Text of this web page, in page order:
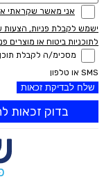
אני מאשר שקראתי
ישמש לקבלת פניות, הצעות
לתוכניות ביטוח או מוצרים
מסכימ/ה לקבלת
SMS או טלפון
שלח לבדיקת זכאות
בדוק זכאות